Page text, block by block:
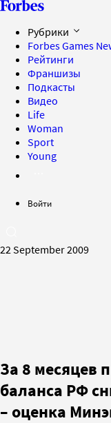
Рубрики
Forbes Games
Рейтинги
Франшизы
Подкасты
Видео
Life
Woman
Sport
Young
Войти
22 September 2009
За 8 месяцев
баланса РФ
– оценка